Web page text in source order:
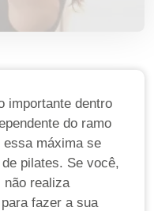
importante dentro
do ramo
essa máxima se
pilates. Se você,
não realiza
fazer a sua